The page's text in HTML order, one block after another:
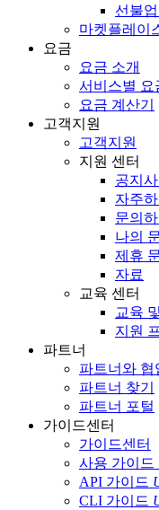
선불
마켓플레이
요금
요금 소개
서비스별 요
요금 계산기
고객지원
고객지원
지원 센터
공지
자주
문의하
나의
제휴
자료
교육 센터
교육
지원
파트너
파트너와 협
파트너 찾기
파트너 포털
가이드센터
가이드센터
사용 가이드
API 가이드
CLI 가이드